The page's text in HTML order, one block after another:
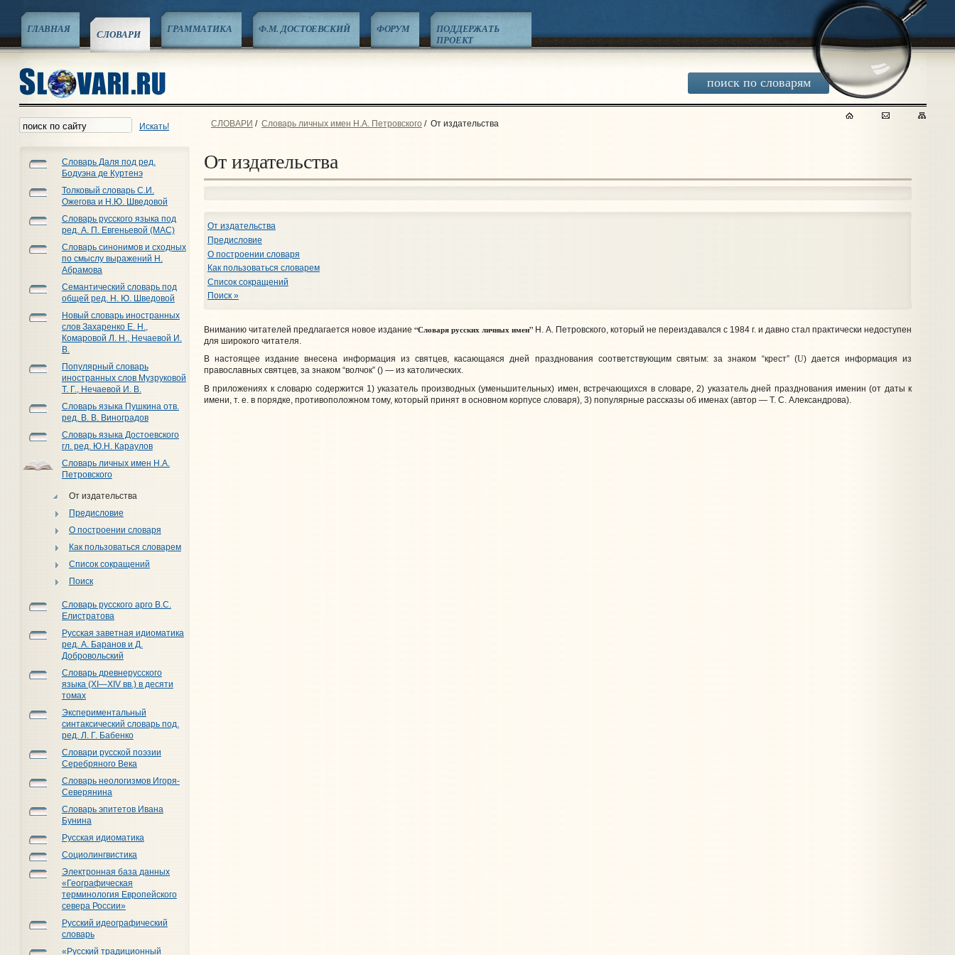
поиск по словарям
ГЛАВНАЯ СЛОВАРИ ГРАММАТИКА Ф.М. ДОСТОЕВСКИЙ ФОРУМ
ПОДДЕРЖАТЬ
ПРОЕКТ
Искать!
Словарь Даля под ред.
Бодуэна де Куртенэ
Толковый словарь С.И.
Ожегова и Н.Ю. Шведовой
Словарь русского языка под
ред. А. П. Евгеньевой (МАС)
Словарь синонимов и сходных
по смыслу выражений Н.
Абрамова
Семантический словарь под
общей ред. Н. Ю. Шведовой
Новый словарь иностранных
слов Захаренко Е. Н.,
Комаровой Л. Н., Нечаевой И.
В.
Популярный словарь
иностранных слов Музруковой
Т. Г., Нечаевой И. В.
Словарь языка Пушкина отв.
ред. В. В. Виноградов
Словарь языка Достоевского
гл. ред. Ю.Н. Караулов
Словарь личных имен Н.А.
Петровского
От издательства
Предисловие
О построении словаря
Как пользоваться словарем
Список сокращений
Поиск
Словарь русского арго В.С.
Елистратова
Русская заветная идиоматика
ред. А. Баранов и Д.
Добровольский
Словарь древнерусского
языка (XI—XIV вв.) в десяти
томах
Экспериментальный
синтаксический словарь под.
ред. Л. Г. Бабенко
Словари русской поэзии
Серебряного Века
Словарь неологизмов Игоря-
Северянина
Словарь эпитетов Ивана
Бунина
Русская идиоматика
Социолингвистика
Электронная база данных
«Географическая
терминология Европейского
севера России»
Русский идеографический
словарь
«Русский традиционный
СЛОВАРИ / Словарь личных имен Н.А. Петровского / От издательства
От издательства
От издательства
Предисловие
О построении словаря
Как пользоваться словарем
Список сокращений
Поиск »
Вниманию читателей предлагается новое издание “Словаря русских личных имен” Н. А. Петровского, который не переиздавался с 1984 г. и давно стал практически недоступен
для широкого читателя.
В настоящее издание внесена информация из святцев, касающаяся дней празднования соответствующим святым: за знаком “крест” (U) дается информация из
православных святцев, за знаком “волчок” () — из католических.
В приложениях к словарю содержится 1) указатель производных (уменьшительных) имен, встречающихся в словаре, 2) указатель дней празднования именин (от даты к
имени, т. е. в порядке, противоположном тому, который принят в основном корпусе словаря), 3) популярные рассказы об именах (автор — Т. С. Александрова).